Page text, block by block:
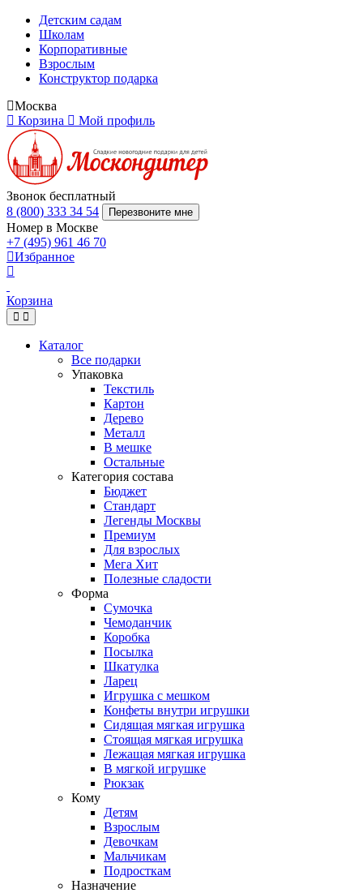
Детским садам
Школам
Корпоративные
Взрослым
Конструктор подарка
Москва
Корзина
Мой профиль
Звонок бесплатный
8 (800) 333 34 54
Перезвоните мне
Номер в Москве
+7 (495) 961 46 70
Избранное
Корзина
Каталог
Все подарки
Упаковка
Текстиль
Картон
Дерево
Металл
В мешке
Остальные
Категория состава
Бюджет
Стандарт
Легенды Москвы
Премиум
Для взрослых
Мега Хит
Полезные сладости
Форма
Сумочка
Чемоданчик
Коробка
Посылка
Шкатулка
Ларец
Игрушка с мешком
Конфеты внутри игрушки
Сидящая мягкая игрушка
Стоящая мягкая игрушка
Лежащая мягкая игрушка
В мягкой игрушке
Рюкзак
Кому
Детям
Взрослым
Девочкам
Мальчикам
Подросткам
Назначение